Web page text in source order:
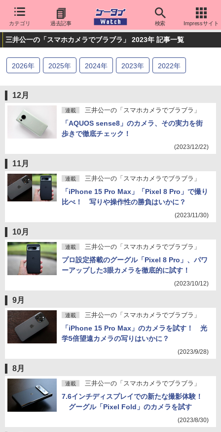
カテゴリ 過去記事 検索 Impressサイト
三井公一の「スマホカメラでブラブラ」 2023年 記事一覧
2026年 2025年 2024年 2023年 2022年
12月
連載 三井公一の「スマホカメラでブラブラ」
「AQUOS sense8」のカメラ、その実力を街
歩きで徹底チェック！
(2023/12/22)
11月
連載 三井公一の「スマホカメラでブラブラ」
「iPhone 15 Pro Max」「Pixel 8 Pro」で撮り
比べ！ 写りや操作性の勝負はいかに？
(2023/11/30)
10月
連載 三井公一の「スマホカメラでブラブラ」
プロ設定搭載のグーグル「Pixel 8 Pro」、パワ
ーアップした3眼カメラを徹底的に試す！
(2023/10/12)
9月
連載 三井公一の「スマホカメラでブラブラ」
「iPhone 15 Pro Max」のカメラを試す！ 光
学5倍望遠カメラの写りはいかに？
(2023/9/28)
8月
連載 三井公一の「スマホカメラでブラブラ」
7.6インチディスプレイでの新たな撮影体験！
グーグル「Pixel Fold」のカメラを試す
(2023/8/30)